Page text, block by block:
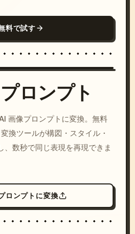
料で試す
c, cyberpunk sunset, neon
colors, 8k --v 6.0
ロンプト
画像プロンプトに変換。無料
換ツールが構図・スタイル・
、数秒で同じ表現を再現できま
ロンプトに変換